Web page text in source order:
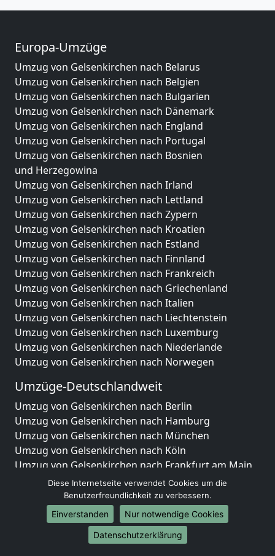
Europa-Umzüge
Umzug von Gelsenkirchen nach Belarus
Umzug von Gelsenkirchen nach Belgien
Umzug von Gelsenkirchen nach Bulgarien
Umzug von Gelsenkirchen nach Dänemark
Umzug von Gelsenkirchen nach England
Umzug von Gelsenkirchen nach Portugal
Umzug von Gelsenkirchen nach Bosnien
und Herzegowina
Umzug von Gelsenkirchen nach Irland
Umzug von Gelsenkirchen nach Lettland
Umzug von Gelsenkirchen nach Zypern
Umzug von Gelsenkirchen nach Kroatien
Umzug von Gelsenkirchen nach Estland
Umzug von Gelsenkirchen nach Finnland
Umzug von Gelsenkirchen nach Frankreich
Umzug von Gelsenkirchen nach Griechenland
Umzug von Gelsenkirchen nach Italien
Umzug von Gelsenkirchen nach Liechtenstein
Umzug von Gelsenkirchen nach Luxemburg
Umzug von Gelsenkirchen nach Niederlande
Umzug von Gelsenkirchen nach Norwegen
Umzüge-Deutschlandweit
Umzug von Gelsenkirchen nach Berlin
Umzug von Gelsenkirchen nach Hamburg
Umzug von Gelsenkirchen nach München
Umzug von Gelsenkirchen nach Köln
Umzug von Gelsenkirchen nach Frankfurt am Main
Umzug von Gelsenkirchen nach Stuttgart
Umzug von Gelsenkirchen nach Düsseldorf
Umzug von Gelsenkirchen nach Leipzig
Umzug von Gelsenkirchen nach Dortmund
Umzug von Gelsenkirchen nach Essen
Diese Internetseite verwendet Cookies um die
Benutzerfreundlichkeit zu verbessern.
Einverstanden
Nur notwendige Cookies
Datenschutzerklärung